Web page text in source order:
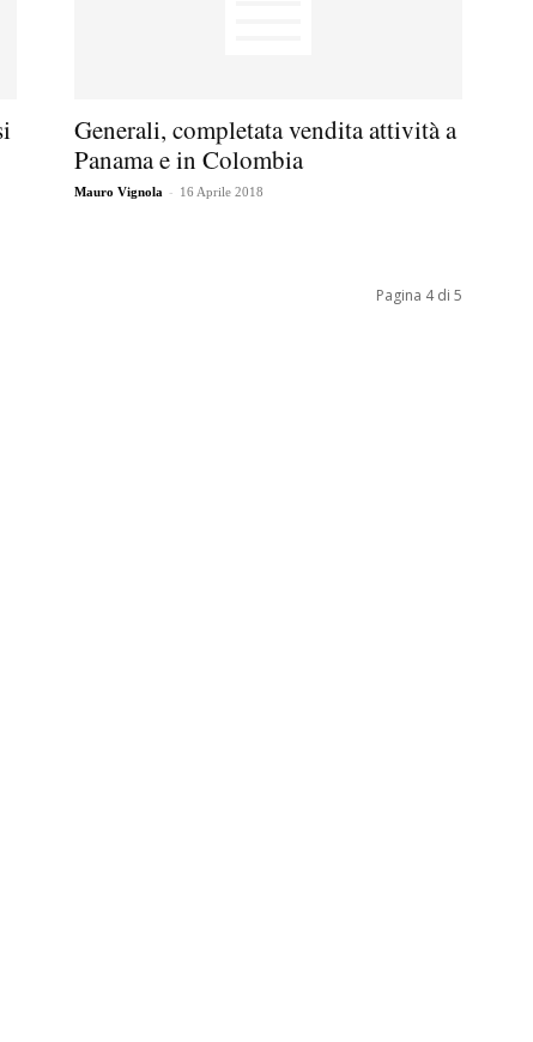
Generali, completata vendita attività a
Panama e in Colombia
Mauro Vignola - 16 Aprile 2018
Pagina 4 di 5